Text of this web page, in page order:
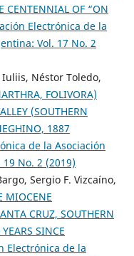
CENTENNIAL OF “ON
Electrónica de la
Vol. 17 No. 2
Néstor Toledo,
FOLIVORA)
(SOUTHERN
1887
de la Asociación
No. 2 (2019)
Sergio F. Vizcaíno,
MIOCENE
CRUZ, SOUTHERN
SINCE
Electrónica de la